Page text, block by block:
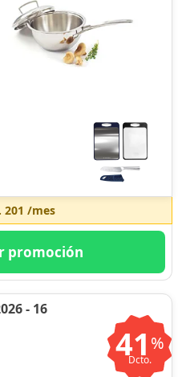
201 /mes
promoción
- 16
41 %
Dcto.